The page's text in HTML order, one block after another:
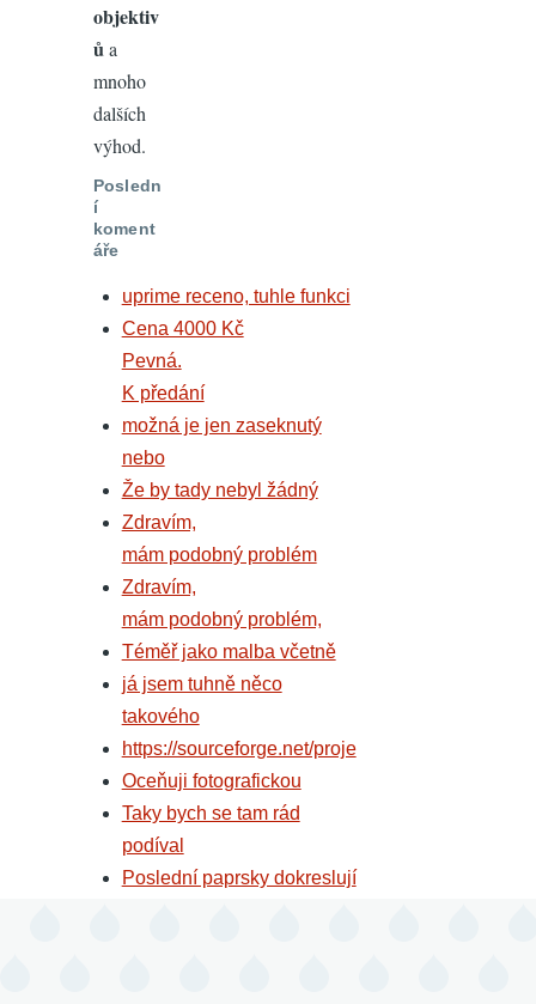
objektiv
ů a
mnoho
dalších
výhod.
Posledn
í
koment
áře
uprime receno, tuhle funkci
Cena 4000 Kč
Pevná.
K předání
možná je jen zaseknutý
nebo
Že by tady nebyl žádný
Zdravím,
mám podobný problém
Zdravím,
mám podobný problém,
Téměř jako malba včetně
já jsem tuhně něco
takového
https://sourceforge.net/proje
Oceňuji fotografickou
Taky bych se tam rád
podíval
Poslední paprsky dokreslují